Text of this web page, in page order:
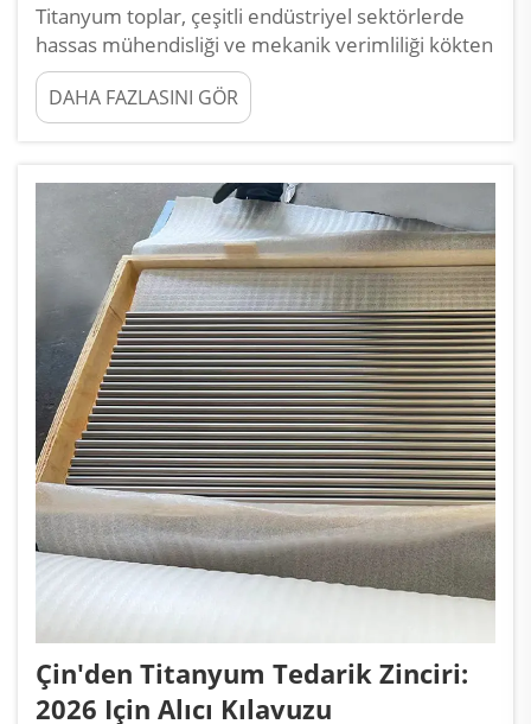
Titanyum toplar, çeşitli endüstriyel sektörlerde
hassas mühendisliği ve mekanik verimliliği kökten
değiştirmiştir. Bu özel küreler, geleneksel çelik
veya seramik alternatiflerinin eşleşemeyeceği
kadar dikkat çekici performans özelliklerine
DAHA FAZLASINI GÖR
Çin'den Titanyum Tedarik Zinciri:
2026 Için Alıcı Kılavuzu